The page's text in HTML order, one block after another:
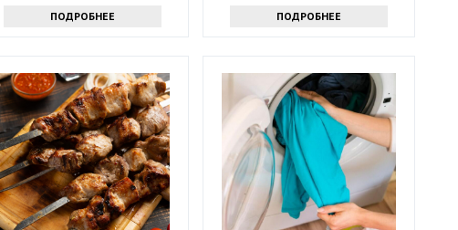
ПОДРОБНЕЕ ПОДРОБНЕЕ